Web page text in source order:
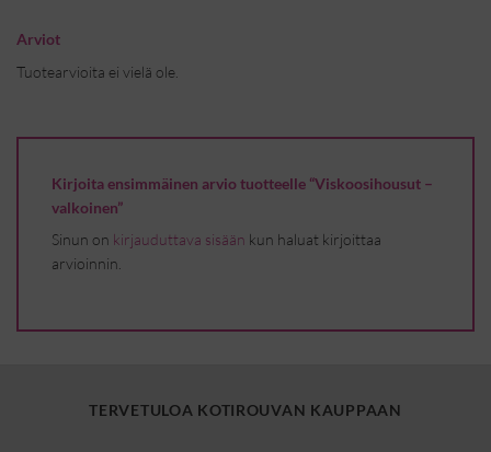
Arviot
Tuotearvioita ei vielä ole.
Kirjoita ensimmäinen arvio tuotteelle “Viskoosihousut –
valkoinen”
Sinun on kirjauduttava sisään kun haluat kirjoittaa
arvioinnin.
TERVETULOA KOTIROUVAN KAUPPAAN